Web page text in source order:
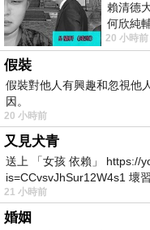
賴清德
何欣純
罵她施
20 小時前
假裝
假裝對他人有興趣和忽視他
因。
20 小時前
又見犬青
送上 「女孩 依賴」 https://
is=CCvsvJhSur12W4s1 壞
我害怕的
21 小時前
婚姻